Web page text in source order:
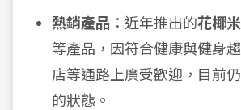
熱銷產品 ：近年推出的花椰米
等產品，因符合健康與健身
店等通路上廣受歡迎，目前
的狀態。